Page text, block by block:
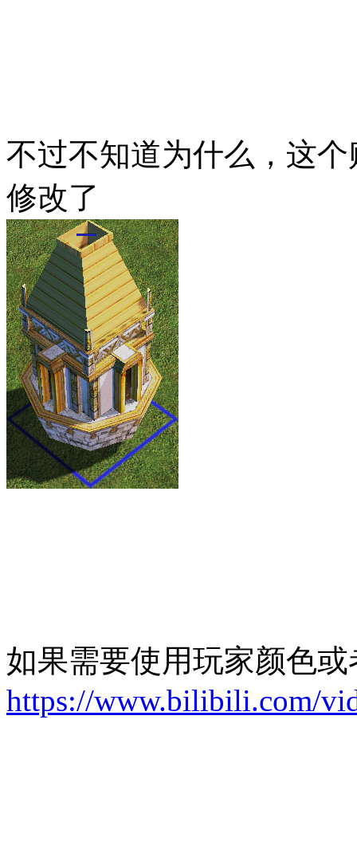
不过不知道为什么，这
修改了
如果需要使用玩家颜色
https://www.bilibili.com/